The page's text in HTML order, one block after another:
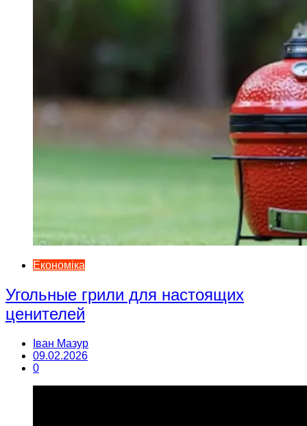
Економіка
Угольные грили для настоящих
ценителей
Іван Мазур
09.02.2026
0